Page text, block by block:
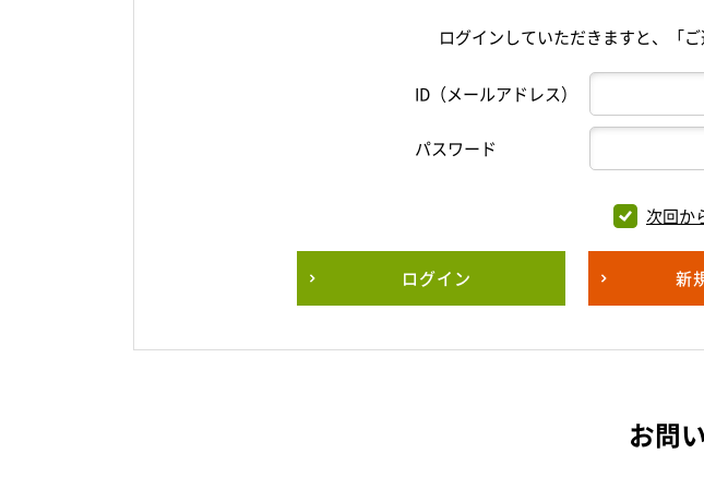
ログインしていただきますと、「
ID（メールアドレス）
パスワード
次回か
ログイン 新
お問